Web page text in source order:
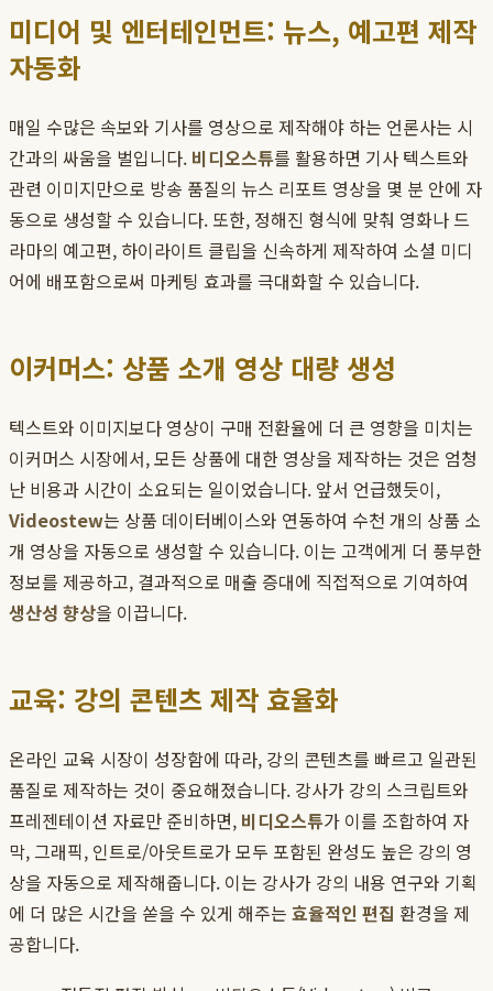
미디어 및 엔터테인먼트: 뉴스, 예고편 제작
자동화
매일 수많은 속보와 기사를 영상으로 제작해야 하는 언론사는 시
간과의 싸움을 벌입니다. 비디오스튜를 활용하면 기사 텍스트와
관련 이미지만으로 방송 품질의 뉴스 리포트 영상을 몇 분 안에 자
동으로 생성할 수 있습니다. 또한, 정해진 형식에 맞춰 영화나 드
라마의 예고편, 하이라이트 클립을 신속하게 제작하여 소셜 미디
어에 배포함으로써 마케팅 효과를 극대화할 수 있습니다.
이커머스: 상품 소개 영상 대량 생성
텍스트와 이미지보다 영상이 구매 전환율에 더 큰 영향을 미치는
이커머스 시장에서, 모든 상품에 대한 영상을 제작하는 것은 엄청
난 비용과 시간이 소요되는 일이었습니다. 앞서 언급했듯이,
Videostew는 상품 데이터베이스와 연동하여 수천 개의 상품 소
개 영상을 자동으로 생성할 수 있습니다. 이는 고객에게 더 풍부한
정보를 제공하고, 결과적으로 매출 증대에 직접적으로 기여하여
생산성 향상을 이끕니다.
교육: 강의 콘텐츠 제작 효율화
온라인 교육 시장이 성장함에 따라, 강의 콘텐츠를 빠르고 일관된
품질로 제작하는 것이 중요해졌습니다. 강사가 강의 스크립트와
프레젠테이션 자료만 준비하면, 비디오스튜가 이를 조합하여 자
막, 그래픽, 인트로/아웃트로가 모두 포함된 완성도 높은 강의 영
상을 자동으로 제작해줍니다. 이는 강사가 강의 내용 연구와 기획
에 더 많은 시간을 쏟을 수 있게 해주는 효율적인 편집 환경을 제
공합니다.